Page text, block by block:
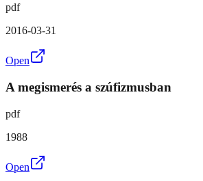
pdf
2016-03-31
Open
A megismerés a szúfizmusban
pdf
1988
Open